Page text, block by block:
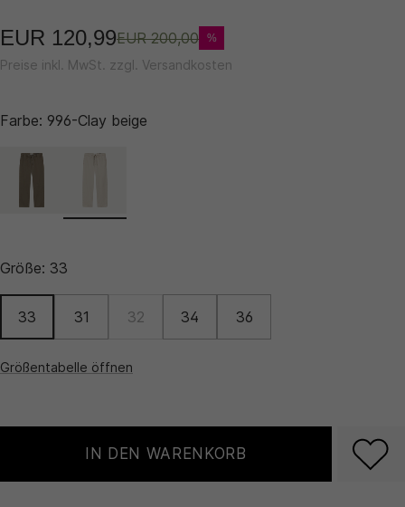
EUR 120,99EUR 200,00 %
Preise inkl. MwSt. zzgl. Versandkosten
Farbe: 996-Clay beige
Größe: 33
33 31 32 34 36
Größentabelle öffnen
IN DEN WARENKORB